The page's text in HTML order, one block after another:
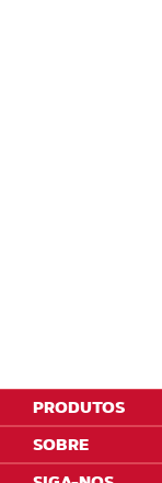
PRODUTOS
SOBRE